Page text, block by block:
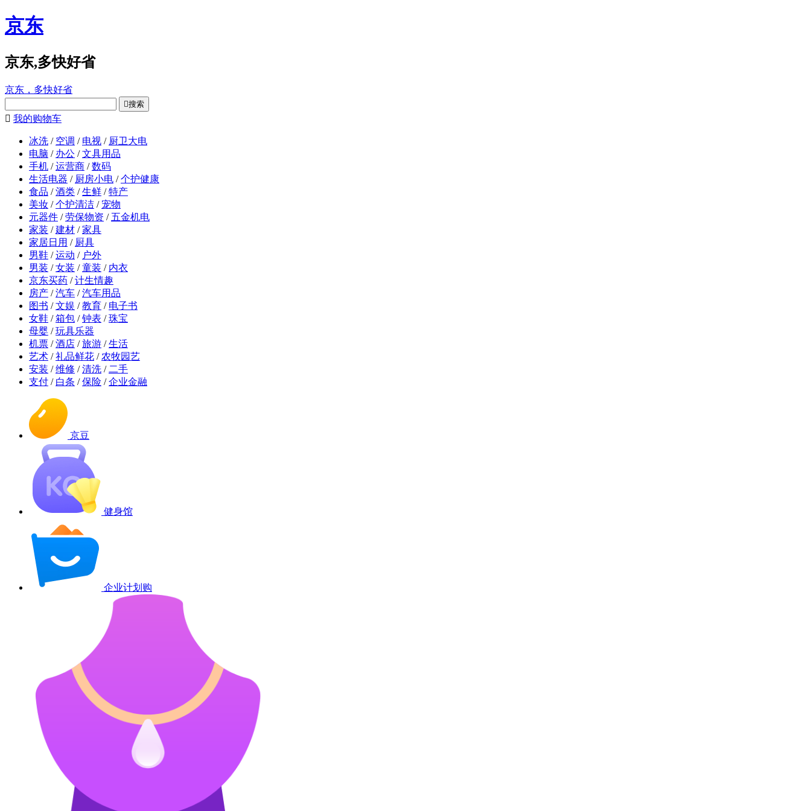
京东
京东,多快好省
京东，多快好省
搜索
 我的购物车
冰洗 / 空调 / 电视 / 厨卫大电
电脑 / 办公 / 文具用品
手机 / 运营商 / 数码
生活电器 / 厨房小电 / 个护健康
食品 / 酒类 / 生鲜 / 特产
美妆 / 个护清洁 / 宠物
元器件 / 劳保物资 / 五金机电
家装 / 建材 / 家具
家居日用 / 厨具
男鞋 / 运动 / 户外
男装 / 女装 / 童装 / 内衣
京东买药 / 计生情趣
房产 / 汽车 / 汽车用品
图书 / 文娱 / 教育 / 电子书
女鞋 / 箱包 / 钟表 / 珠宝
母婴 / 玩具乐器
机票 / 酒店 / 旅游 / 生活
艺术 / 礼品鲜花 / 农牧园艺
安装 / 维修 / 清洗 / 二手
支付 / 白条 / 保险 / 企业金融
京豆
健身馆
企业计划购